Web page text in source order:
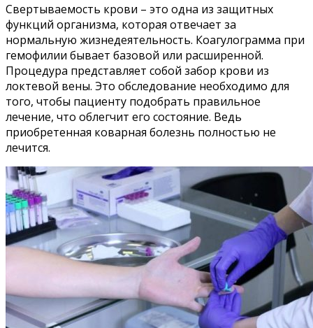
Свертываемость крови – это одна из защитных
функций организма, которая отвечает за
нормальную жизнедеятельность. Коагулограмма при
гемофилии бывает базовой или расширенной.
Процедура представляет собой забор крови из
локтевой вены. Это обследование необходимо для
того, чтобы пациенту подобрать правильное
лечение, что облегчит его состояние. Ведь
приобретенная коварная болезнь полностью не
лечится.